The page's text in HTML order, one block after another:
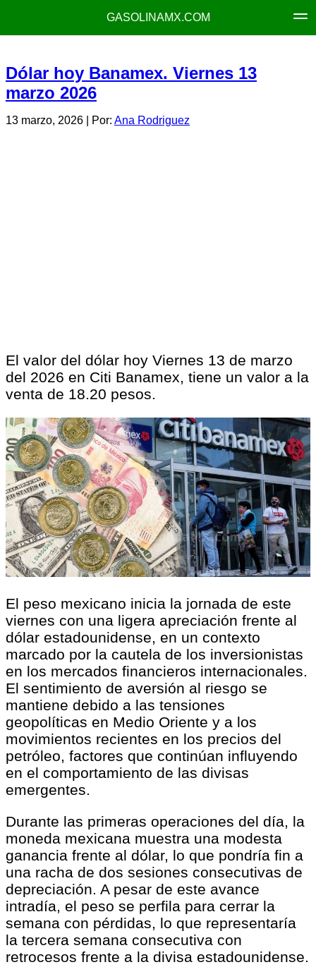
GASOLINAMX.COM
Dólar hoy Banamex. Viernes 13
marzo 2026
13 marzo, 2026 | Por: Ana Rodriguez
El valor del dólar hoy Viernes 13 de marzo
del 2026 en Citi Banamex, tiene un valor a la
venta de 18.20 pesos.
El peso mexicano inicia la jornada de este
viernes con una ligera apreciación frente al
dólar estadounidense, en un contexto
marcado por la cautela de los inversionistas
en los mercados financieros internacionales.
El sentimiento de aversión al riesgo se
mantiene debido a las tensiones
geopolíticas en Medio Oriente y a los
movimientos recientes en los precios del
petróleo, factores que continúan influyendo
en el comportamiento de las divisas
emergentes.
Durante las primeras operaciones del día, la
moneda mexicana muestra una modesta
ganancia frente al dólar, lo que pondría fin a
una racha de dos sesiones consecutivas de
depreciación. A pesar de este avance
intradía, el peso se perfila para cerrar la
semana con pérdidas, lo que representaría
la tercera semana consecutiva con
retrocesos frente a la divisa estadounidense.